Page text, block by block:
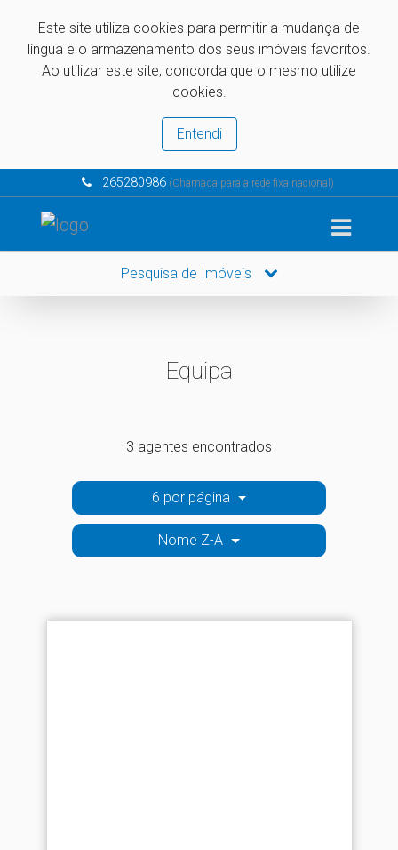
Este site utiliza cookies para permitir a mudança de
língua e o armazenamento dos seus imóveis favoritos.
Ao utilizar este site, concorda que o mesmo utilize
cookies.
Entendi
265280986(Chamada para a rede fixa nacional)
Pesquisa de Imóveis
Equipa
3 agentes encontrados
6 por página
Nome Z-A